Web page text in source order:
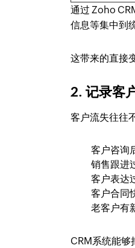
通过 Zoho
信息等集中到
这带来的直接
2. 记录客
客户流失往往
客户咨询
销售跟进
客户表达
客户合同
老客户有
CRM系统能够